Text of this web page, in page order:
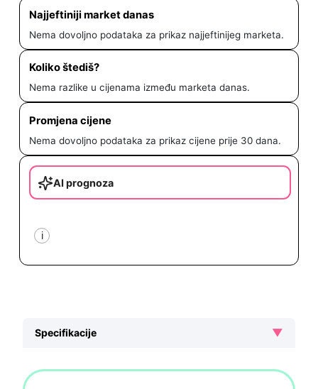
Najjeftiniji market danas
Nema dovoljno podataka za prikaz najjeftinijeg marketa.
Koliko štediš?
Nema razlike u cijenama između marketa danas.
Promjena cijene
Nema dovoljno podataka za prikaz cijene prije 30 dana.
AI prognoza
i
Specifikacije ▼